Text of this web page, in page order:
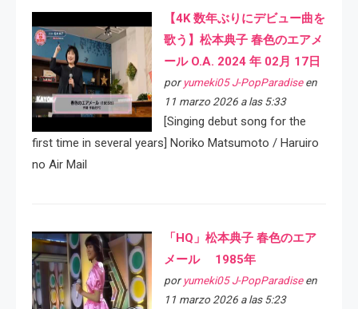
【4K 数年ぶりにデビュー曲を
歌う】松本典子 春色のエアメ
ール O.A. 2024 年 02月 17日
por yumeki05 J-PopParadiseen
11 marzo 2026 a las 5:33
[Singing debut song for the
first time in several years] Noriko Matsumoto / Haruiro
no Air Mail
「HQ」松本典子 春色のエア
メール 1985年
por yumeki05 J-PopParadiseen
11 marzo 2026 a las 5:23